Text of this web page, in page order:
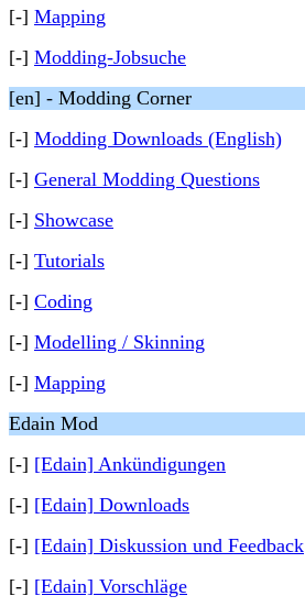
[-] Mapping
[-] Modding-Jobsuche
[en] - Modding Corner
[-] Modding Downloads (English)
[-] General Modding Questions
[-] Showcase
[-] Tutorials
[-] Coding
[-] Modelling / Skinning
[-] Mapping
Edain Mod
[-] [Edain] Ankündigungen
[-] [Edain] Downloads
[-] [Edain] Diskussion und Feedback
[-] [Edain] Vorschläge